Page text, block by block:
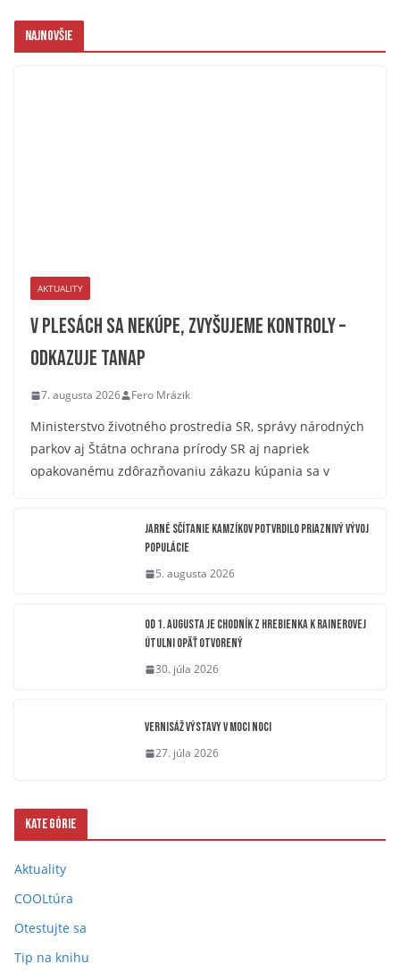
Najnovšie
AKTUALITY
V plesách sa nekúpe, zvyšujeme kontroly –
odkazuje TANAP
7. augusta 2026 Fero Mrázik
Ministerstvo životného prostredia SR, správy národných
parkov aj Štátna ochrana prírody SR aj napriek
opakovanému zdôrazňovaniu zákazu kúpania sa v
Jarné sčítanie kamzíkov potvrdilo priaznivý vývoj
populácie
5. augusta 2026
OD 1. AUGUSTA JE CHODNÍK Z HREBIENKA K RAINEROVEJ
ÚTULNI OPÄŤ OTVORENÝ
30. júla 2026
Vernisáž výstavy V moci noci
27. júla 2026
Kategórie
Aktuality
COOLtúra
Otestujte sa
Tip na knihu